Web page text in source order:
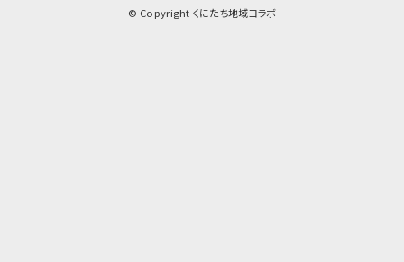
© Copyright くにたち地域コラボ